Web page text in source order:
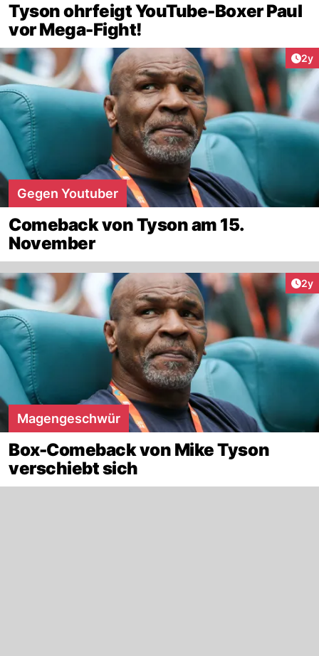
Tyson ohrfeigt YouTube-Boxer Paul
vor Mega-Fight!
2y
Gegen Youtuber
Comeback von Tyson am 15.
November
2y
Magengeschwür
Box-Comeback von Mike Tyson
verschiebt sich